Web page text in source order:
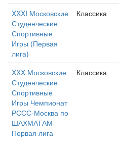
XXXI Московские
Студенческие
Спортивные
Игры (Первая
лига)
Классика
XXX Московские
Студенческие
Спортивные
Игры Чемпионат
РССС-Москва по
ШАХМАТАМ
Первая лига
Классика